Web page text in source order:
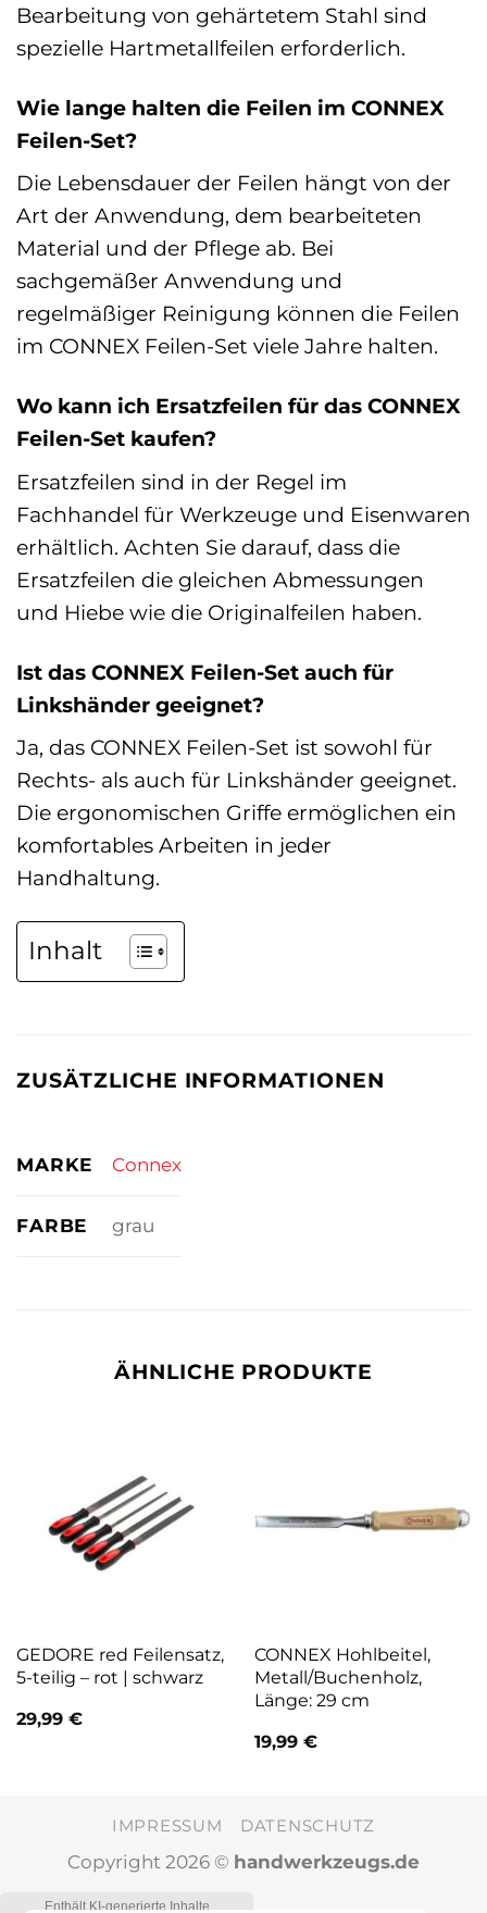
Bearbeitung von gehärtetem Stahl sind
spezielle Hartmetallfeilen erforderlich.
Wie lange halten die Feilen im CONNEX
Feilen-Set?
Die Lebensdauer der Feilen hängt von der
Art der Anwendung, dem bearbeiteten
Material und der Pflege ab. Bei
sachgemäßer Anwendung und
regelmäßiger Reinigung können die Feilen
im CONNEX Feilen-Set viele Jahre halten.
Wo kann ich Ersatzfeilen für das CONNEX
Feilen-Set kaufen?
Ersatzfeilen sind in der Regel im
Fachhandel für Werkzeuge und Eisenwaren
erhältlich. Achten Sie darauf, dass die
Ersatzfeilen die gleichen Abmessungen
und Hiebe wie die Originalfeilen haben.
Ist das CONNEX Feilen-Set auch für
Linkshänder geeignet?
Ja, das CONNEX Feilen-Set ist sowohl für
Rechts- als auch für Linkshänder geeignet.
Die ergonomischen Griffe ermöglichen ein
komfortables Arbeiten in jeder
Handhaltung.
Inhalt
ZUSÄTZLICHE INFORMATIONEN
MARKE Connex
FARBE grau
ÄHNLICHE PRODUKTE
GEDORE red Feilensatz,
5-teilig – rot | schwarz
29,99 €
CONNEX Hohlbeitel,
Metall/Buchenholz,
Länge: 29 cm
19,99 €
IMPRESSUM DATENSCHUTZ
Copyright 2026 © handwerkzeugs.de